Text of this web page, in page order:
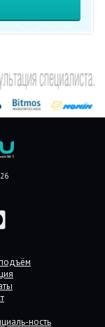
ность